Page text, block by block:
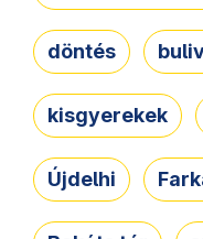
döntés
kisgyerekek
Újdelhi